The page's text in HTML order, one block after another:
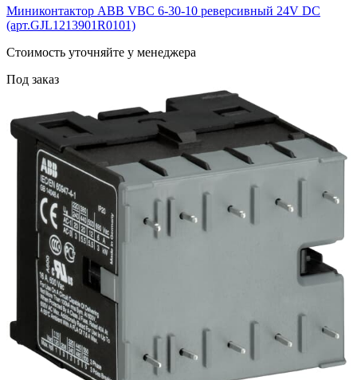
Миниконтактор ABB VВC 6-30-10 реверсивный 24V DC
(арт.GJL1213901R0101)
Cтоимость уточняйте у менеджера
Под заказ